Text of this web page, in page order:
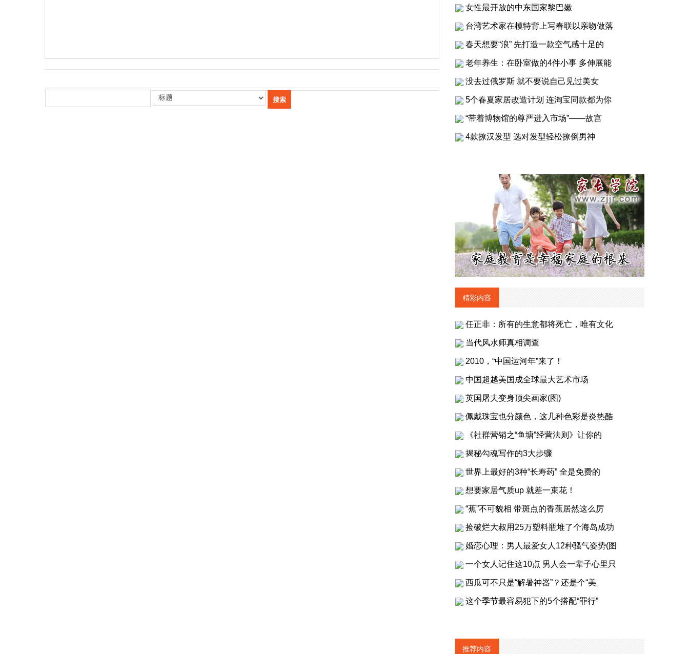
女性最开放的中东国家黎巴嫩
台湾艺术家在模特背上写春联以亲吻做落
春天想要“浪” 先打造一款空气感十足的
老年养生：在卧室做的4件小事 多伸展能
没去过俄罗斯 就不要说自己见过美女
5个春夏家居改造计划 连淘宝同款都为你
“带着博物馆的尊严进入市场”——故宫
4款撩汉发型 选对发型轻松撩倒男神
精彩内容
任正非：所有的生意都将死亡，唯有文化
当代风水师真相调查
2010，“中国运河年”来了！
中国超越美国成全球最大艺术市场
英国屠夫变身顶尖画家(图)
佩戴珠宝也分颜色，这几种色彩是炎热酷
《社群营销之“鱼塘”经营法则》让你的
揭秘勾魂写作的3大步骤
世界上最好的3种“长寿药” 全是免费的
想要家居气质up 就差一束花！
“蕉”不可貌相 带斑点的香蕉居然这么厉
捡破烂大叔用25万塑料瓶堆了个海岛成功
婚恋心理：男人最爱女人12种骚气姿势(图
一个女人记住这10点 男人会一辈子心里只
西瓜可不只是“解暑神器”？还是个“美
这个季节最容易犯下的5个搭配“罪行”
推荐内容